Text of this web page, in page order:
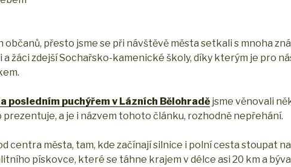
občanů, přesto jsme se při návštěvě města setkali s mnoha
žáci zdejší Sochařsko-kamenické školy, díky kterým je pro
posledním puchýřem v Lázních Bělohradě jsme věnovali
prezentuje, a je i názvem tohoto článku, rozhodně nepřehání.
centra města, tam, kde začínají silnice i polní cesta stoupat na
pískovce, které se táhne krajem v délce asi 20 km a